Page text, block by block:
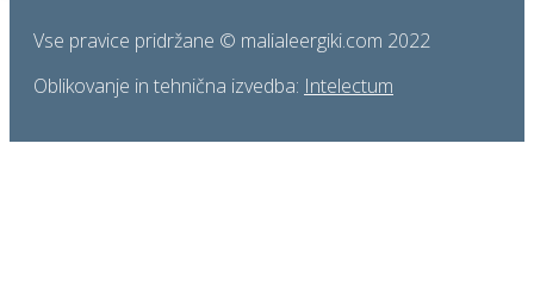
Vse pravice pridržane © malialeergiki.com 2022
Oblikovanje in tehnična izvedba: Intelectum